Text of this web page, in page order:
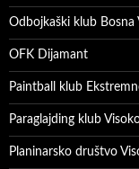
Odbojkaški klub Bosna
OFK Dijamant
Paintball klub
Paraglajding klub
Planinarsko društvo